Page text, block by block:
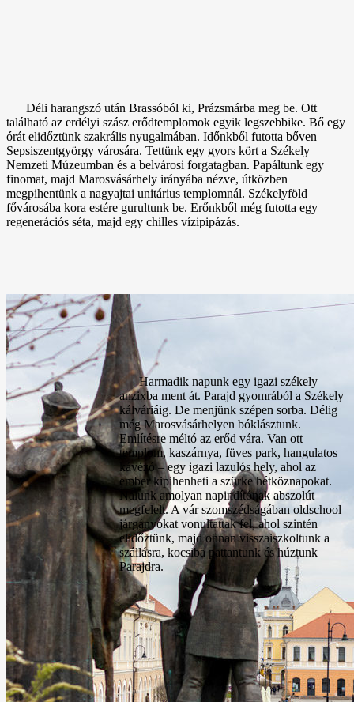
Déli harangszó után Brassóból ki, Prázsmárba meg be. Ott
található az erdélyi szász erődtemplomok egyik legszebbike. Bő egy
órát elidőztünk szakrális nyugalmában. Időnkből futotta bőven
Sepsiszentgyörgy városára. Tettünk egy gyors kört a Székely
Nemzeti Múzeumban és a belvárosi forgatagban. Papáltunk egy
finomat, majd Marosvásárhely irányába nézve, útközben
megpihentünk a nagyajtai unitárius templomnál. Székelyföld
fővárosába kora estére gurultunk be. Erőnkből még futotta egy
regenerációs séta, majd egy chilles vízipipázás.
Harmadik napunk egy igazi székely
anzixba ment át. Parajd gyomrából a Székely
kálváriáig. De menjünk szépen sorba. Délig
még Marosvásárhelyen bóklásztunk.
Említésre méltó az erőd vára. Van ott
templom, kaszárnya, füves park, hangulatos
kávézó – egy igazi lazulós hely, ahol az
ember kipihenheti a szürke hétköznapokat.
Nálunk amolyan napindítónak abszolút
megfelelt. A vár szomszédságában oldschool
járgányokat vonultattak fel, ahol szintén
elidőztünk, majd onnan visszaiszkoltunk a
szállásra, kocsiba pattantunk és húztunk
Parajdra.